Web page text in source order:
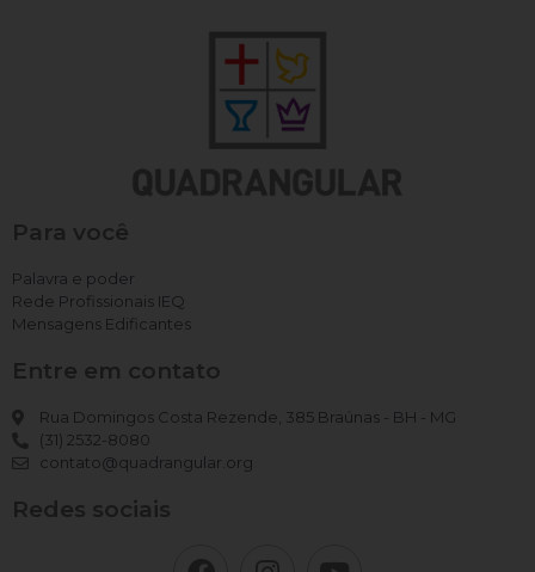
Para você
Palavra e poder
Rede Profissionais IEQ
Mensagens Edificantes
Entre em contato
Rua Domingos Costa Rezende, 385 Braúnas - BH - MG
(31) 2532-8080
contato@quadrangular.org
Redes sociais